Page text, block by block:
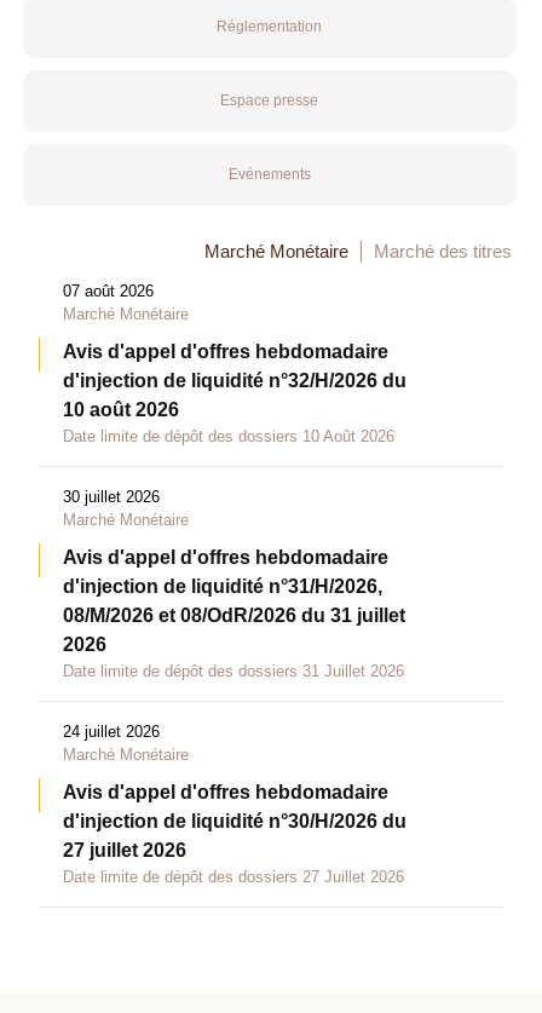
Réglementation
Espace presse
Evénements
Marché Monétaire Marché des titres
07 août 2026
Marché Monétaire
Avis d'appel d'offres hebdomadaire
d'injection de liquidité n°32/H/2026 du
10 août 2026
Date limite de dépôt des dossiers 10 Août 2026
30 juillet 2026
Marché Monétaire
Avis d'appel d'offres hebdomadaire
d'injection de liquidité n°31/H/2026,
08/M/2026 et 08/OdR/2026 du 31 juillet
2026
Date limite de dépôt des dossiers 31 Juillet 2026
24 juillet 2026
Marché Monétaire
Avis d'appel d'offres hebdomadaire
d'injection de liquidité n°30/H/2026 du
27 juillet 2026
Date limite de dépôt des dossiers 27 Juillet 2026